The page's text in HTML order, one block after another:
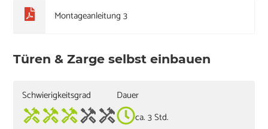
Montageanleitung 3
Türen & Zarge selbst einbauen
Schwierigkeitsgrad
Dauer
ca. 3 Std.